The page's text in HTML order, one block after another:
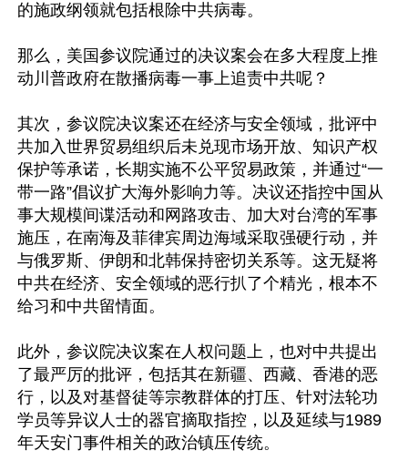
的施政纲领就包括根除中共病毒。
那么，美国参议院通过的决议案会在多大程度上推
动川普政府在散播病毒一事上追责中共呢？
其次，参议院决议案还在经济与安全领域，批评中
共加入世界贸易组织后未兑现市场开放、知识产权
保护等承诺，长期实施不公平贸易政策，并通过“一
带一路”倡议扩大海外影响力等。决议还指控中国从
事大规模间谍活动和网路攻击、加大对台湾的军事
施压，在南海及菲律宾周边海域采取强硬行动，并
与俄罗斯、伊朗和北韩保持密切关系等。这无疑将
中共在经济、安全领域的恶行扒了个精光，根本不
给习和中共留情面。
此外，参议院决议案在人权问题上，也对中共提出
了最严厉的批评，包括其在新疆、西藏、香港的恶
行，以及对基督徒等宗教群体的打压、针对法轮功
学员等异议人士的器官摘取指控，以及延续与1989
年天安门事件相关的政治镇压传统。